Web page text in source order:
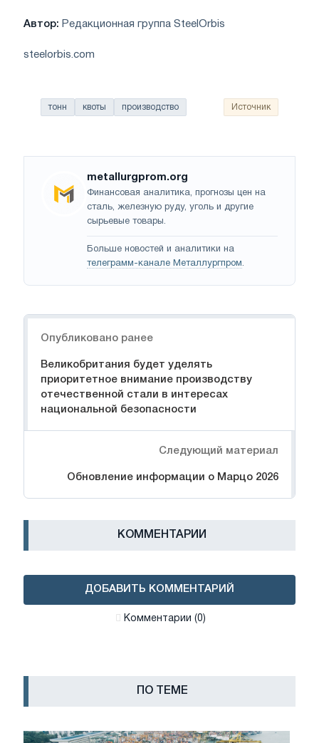
Автор: Редакционная группа SteelOrbis
steelorbis.com
тонн квоты производство Источник
metallurgprom.org
Финансовая аналитика, прогнозы цен на
сталь, железную руду, уголь и другие
сырьевые товары.
Больше новостей и аналитики на
телеграмм-канале Металлургпром.
Опубликовано ранее
Великобритания будет уделять
приоритетное внимание производству
отечественной стали в интересах
национальной безопасности
Следующий материал
Обновление информации о Марцо 2026
КОММЕНТАРИИ
ДОБАВИТЬ КОММЕНТАРИЙ
Комментарии (0)
ПО ТЕМЕ